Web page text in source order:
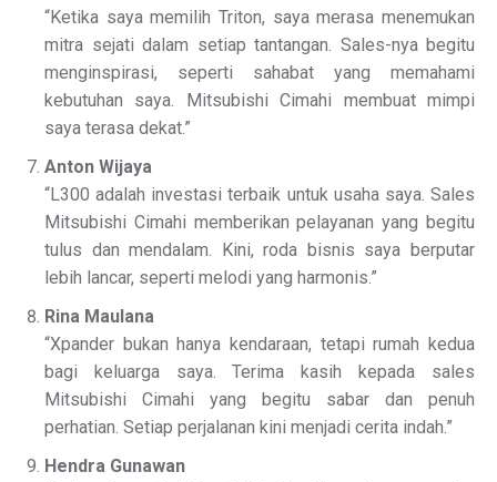
“Ketika saya memilih Triton, saya merasa menemukan
mitra sejati dalam setiap tantangan. Sales-nya begitu
menginspirasi, seperti sahabat yang memahami
kebutuhan saya. Mitsubishi Cimahi membuat mimpi
saya terasa dekat.”
Anton Wijaya
“L300 adalah investasi terbaik untuk usaha saya. Sales
Mitsubishi Cimahi memberikan pelayanan yang begitu
tulus dan mendalam. Kini, roda bisnis saya berputar
lebih lancar, seperti melodi yang harmonis.”
Rina Maulana
“Xpander bukan hanya kendaraan, tetapi rumah kedua
bagi keluarga saya. Terima kasih kepada sales
Mitsubishi Cimahi yang begitu sabar dan penuh
perhatian. Setiap perjalanan kini menjadi cerita indah.”
Hendra Gunawan